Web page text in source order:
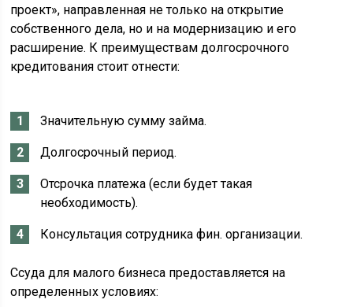
проект», направленная не только на открытие
собственного дела, но и на модернизацию и его
расширение. К преимуществам долгосрочного
кредитования стоит отнести:
Значительную сумму займа.
Долгосрочный период.
Отсрочка платежа (если будет такая
необходимость).
Консультация сотрудника фин. организации.
Ссуда для малого бизнеса предоставляется на
определенных условиях: